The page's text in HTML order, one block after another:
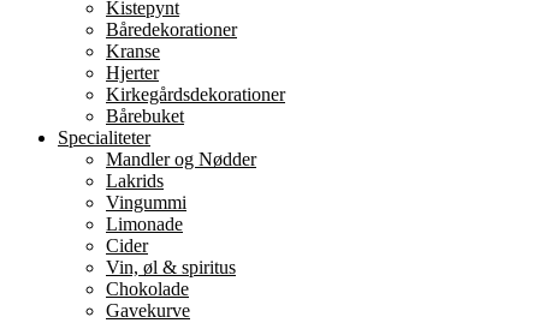
Kistepynt
Båredekorationer
Kranse
Hjerter
Kirkegårdsdekorationer
Bårebuket
Specialiteter
Mandler og Nødder
Lakrids
Vingummi
Limonade
Cider
Vin, øl & spiritus
Chokolade
Gavekurve